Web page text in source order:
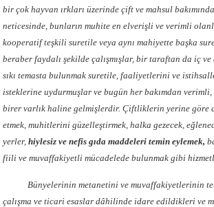
bir çok hayvan ırkları üzerinde çift ve mahsul
neticesinde, bunların muhite en elverişli ve verimli
kooperatif teşkili suretile veya aynı mahiyette başka
beraber faydalı şekilde çalışmışlar, bir taraftan da iç
sıkı temasta bulunmak suretile, faaliyetlerini ve
isteklerine uydurmuşlar ve bugün her bakımdan verimli,
birer varlık haline gelmişlerdir. Çiftliklerin yerine göre
etmek, muhitlerini güzelleştirmek, halka gezecek,
yerler,hiylesiz ve nefis gıda maddeleri temin eylemek,
fiili ve muvaffakiyetli mücadelede bulunmak gibi
Bünyelerinin metanetini ve muvaffakiyetlerinin
çalışma ve ticari esaslar dâhilinde idare edildikleri ve